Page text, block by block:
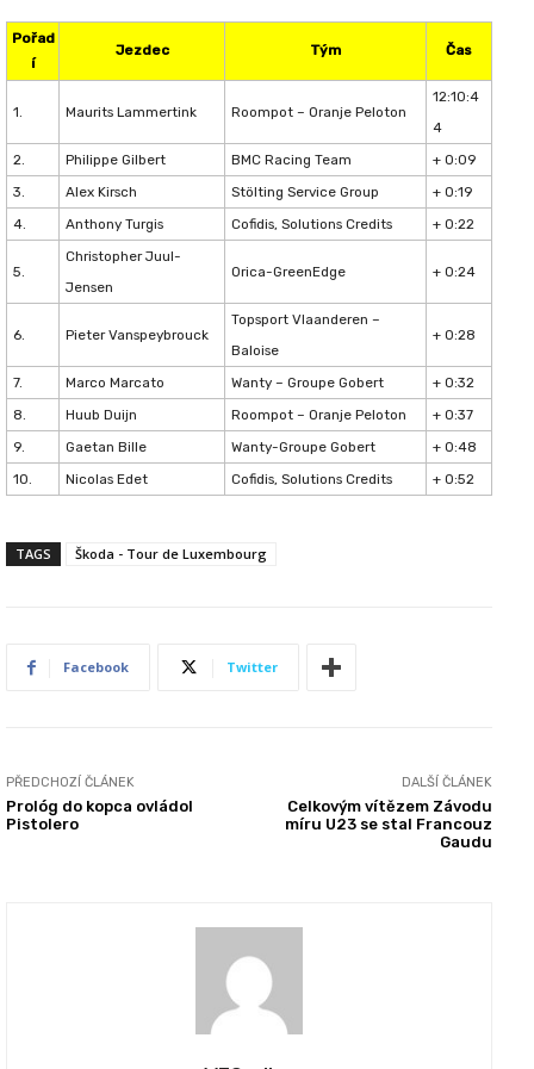
Pořad
í
Jezdec Tým Čas
1. Maurits Lammertink Roompot – Oranje Peloton
12:10:4
4
2.
Philippe Gilbert BMC Racing Team
+ 0:09
3.
Alex Kirsch Stölting Service Group
+ 0:19
4.
Anthony Turgis Cofidis, Solutions Credits + 0:22
5.
Christopher Juul-
Jensen
Orica-GreenEdge + 0:24
6. Pieter Vanspeybrouck
Topsport Vlaanderen –
Baloise
+ 0:28
7. Marco Marcato Wanty – Groupe Gobert
+ 0:32
8.
Huub Duijn Roompot – Oranje Peloton
+ 0:37
9.
Gaetan Bille Wanty-Groupe Gobert
+ 0:48
10.
Nicolas Edet Cofidis, Solutions Credits + 0:52
TAGS Škoda - Tour de Luxembourg
Facebook Twitter
PŘEDCHOZÍ ČLÁNEK
Prológ do kopca ovládol
Pistolero
DALŠÍ ČLÁNEK
Celkovým vítězem Závodu
míru U23 se stal Francouz
Gaudu